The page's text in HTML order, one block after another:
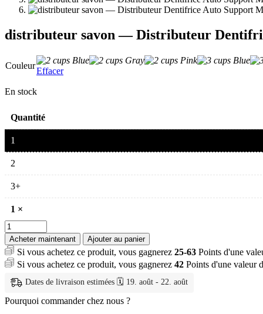
distributeur savon — Distributeur
Couleur
Effacer
En stock
Quantité
1
2
3+
1 ×
quantité
de
distributeur
savon
—
Distributeur
Dentifrice
Auto
Acheter maintenant Ajouter au panier
Si vous achetez ce produit, vous gagnerez 25-63 Points d'une
Si vous achetez ce produit, vous gagnerez 42 Points d'une valeur
Dates de livraison estimées 🗓️ 19. août - 22. août
Pourquoi commander chez nous ?